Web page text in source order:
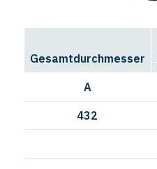
Gesamtdurchmesser
A
432